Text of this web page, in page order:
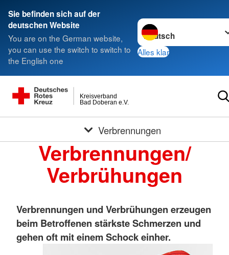
Sie befinden sich auf der
deutschen Website
You are on the German website,
you can use the switch to switch to
the English one
Sprache wechseln zu
Alles klar
Bad Doberan e.V.
Kreisverband
Verbrennungen
Verbrennungen/
Verbrühungen
Verbrennungen und Verbrühungen erzeugen
beim Betroffenen stärkste Schmerzen und
gehen oft mit einem Schock einher.